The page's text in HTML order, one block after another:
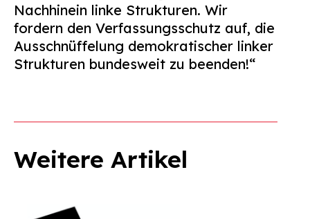
Nachhinein linke Strukturen. Wir
fordern den Verfassungsschutz auf, die
Ausschnüffelung demokratischer linker
Strukturen bundesweit zu beenden!“
Weitere Artikel